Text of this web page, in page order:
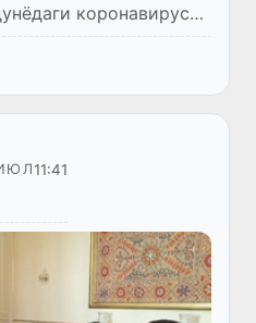
коронавирус
вазият ҳамда ёш
қилиш мақсадида
ўқувчилар қ...
11:41